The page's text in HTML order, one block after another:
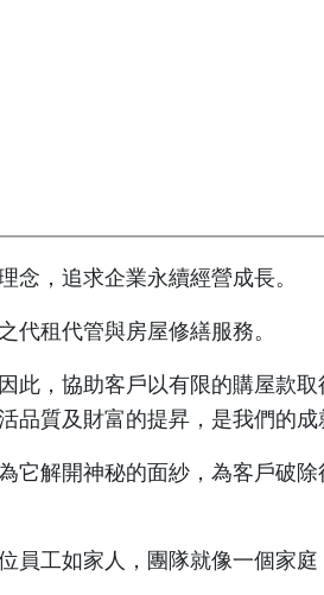
念，追求企業永續經營成長。
代租代管與房屋修繕服務。
，協助客戶以有限的購屋款
品質及財富的提昇，是我們的
它解開神秘的面紗，為客戶破
工如家人，團隊就像一個家